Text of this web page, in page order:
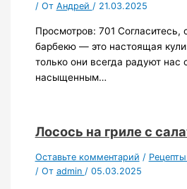
/ От Андрей / 21.03.2025
Просмотров: 701
барбекю — это настоящая
только они всегда радуют нас
насыщенным…
Лосось на гриле с
Оставьте комментарий /
/ От admin / 05.03.2025